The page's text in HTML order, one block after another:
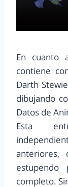
En cuanto
contiene
Darth
dibujando
Datos de
Esta
completo.